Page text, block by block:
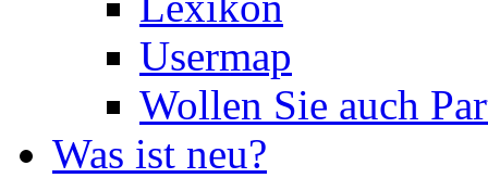
Usermap
Wollen Sie auch
Was ist neu?